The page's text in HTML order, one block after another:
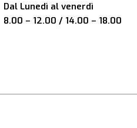
Dal Lunedì al venerdì
8.00 – 12.00 / 14.00 – 18.00